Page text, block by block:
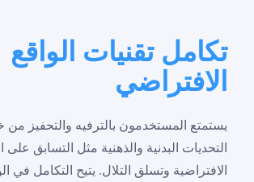
تكامل تقنيات الواقع
الافتراضي
يستمتع المستخدمون بالترفيه والتحفيز من
التحديات البدنية والذهنية مثل التسابق
الافتراضية وتسلق التلال. يتيح التكامل في